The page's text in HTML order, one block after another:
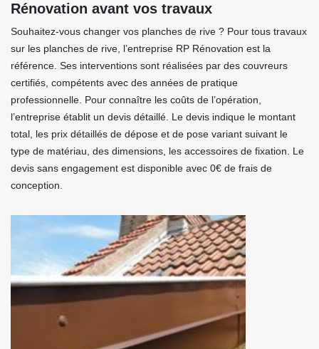
Rénovation avant vos travaux
Souhaitez-vous changer vos planches de rive ? Pour tous travaux
sur les planches de rive, l’entreprise RP Rénovation est la
référence. Ses interventions sont réalisées par des couvreurs
certifiés, compétents avec des années de pratique
professionnelle. Pour connaître les coûts de l’opération,
l’entreprise établit un devis détaillé. Le devis indique le montant
total, les prix détaillés de dépose et de pose variant suivant le
type de matériau, des dimensions, les accessoires de fixation. Le
devis sans engagement est disponible avec 0€ de frais de
conception.